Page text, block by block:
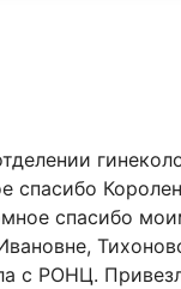
спасибо
спасибо
с РОНЦ.